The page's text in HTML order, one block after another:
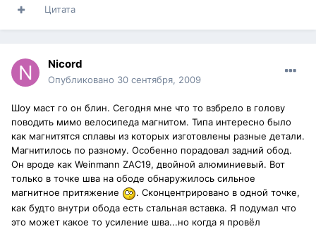
Цитата
Nicord
Опубликовано 30 сентября, 2009
Шоу маст го он блин. Сегодня мне что то взбрело в голову
поводить мимо велосипеда магнитом. Типа интересно было
как магнитятся сплавы из которых изготовлены разные детали.
Магнитилось по разному. Особенно порадовал задний обод.
Он вроде как Weinmann ZAC19, двойной алюминиевый. Вот
только в точке шва на ободе обнаружилось сильное
магнитное притяжение
. Сконцентрировано в одной точке,
как будто внутри обода есть стальная вставка. Я подумал что
это может какое то усиление шва...но когда я провёл